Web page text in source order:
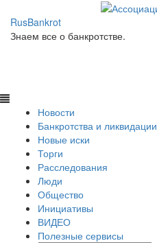
RusBankrot
Знаем все о банкротстве.
Новости
Банкротства и ликвидации
Новые иски
Торги
Расследования
Люди
Общество
Инициативы
ВИДЕО
Полезные сервисы